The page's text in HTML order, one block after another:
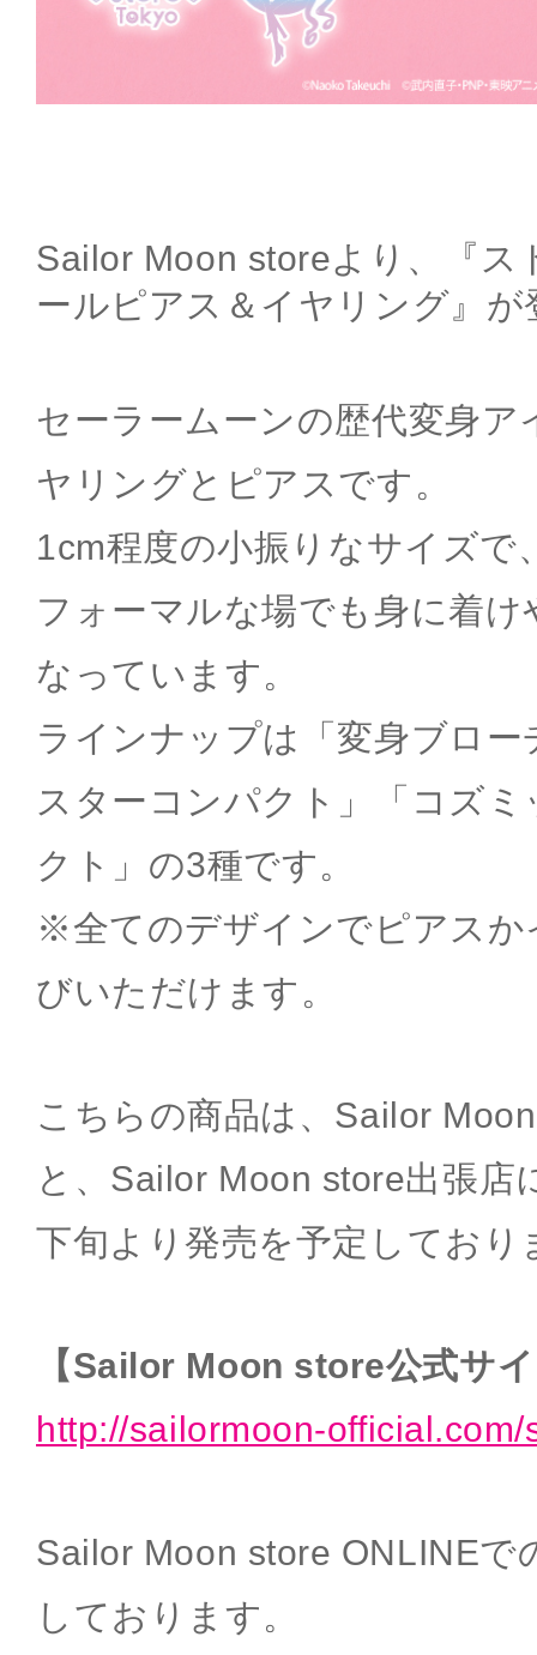
Sailor Moon storeより、『ス
ールピアス＆イヤリング』が
セーラームーンの歴代変身
ヤリングとピアスです。
1cm程度の小振りなサイズで
フォーマルな場でも身に着
なっています。
ラインナップは「変身ブロ
スターコンパクト」「コズ
クト」の3種です。
※全てのデザインでピアスか
びいただけます。
こちらの商品は、Sailor
と、Sailor Moon store出張店
下旬より発売を予定しており
【Sailor Moon store公式サ
http://sailormoon-official.com/
Sailor Moon store ONLINEで
しております。